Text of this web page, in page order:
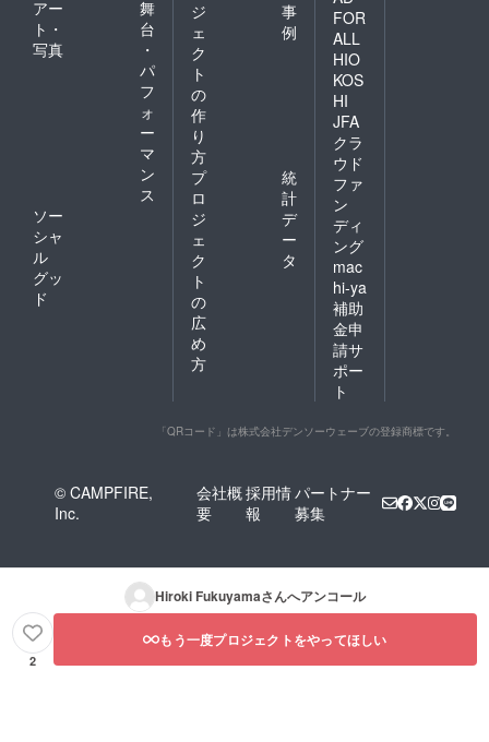
アー
ト・
写真
舞
台
・
パ
フ
ォ
ー
マ
ン
ス
ソー
シャ
ル
グッ
ド
ジ
ェ
ク
ト
の
作
り
方
事
例
プ
ロ
ジ
ェ
ク
ト
の
広
め
方
統
計
デ
ー
タ
FOR
ALL
HIO
KOS
HI
JFA
クラ
ウド
ファ
ン
ディ
ング
mac
hi-ya
補助
金申
請サ
ポー
ト
「QRコード」は株式会社デンソーウェーブの登録商標です。
© CAMPFIRE,
Inc.
会社概
要
採用情
報
パートナー
募集
Hiroki Fukuyamaさんへアンコール
2
もう一度プロジェクトをやってほしい